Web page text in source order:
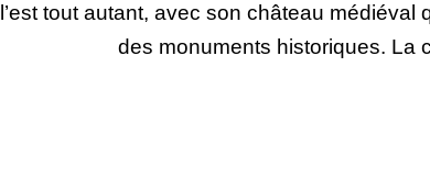
tout autant, avec son château
des monuments historiques. La